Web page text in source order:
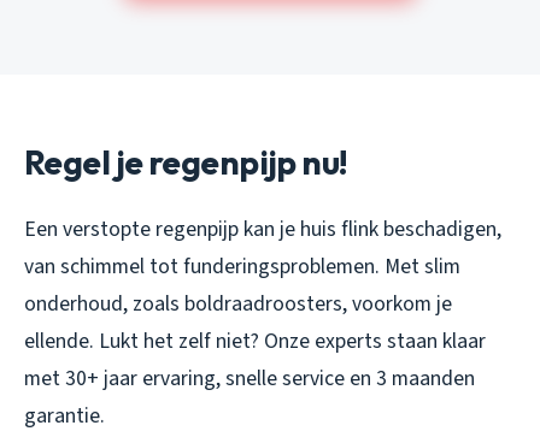
Regel je regenpijp nu!
Een verstopte regenpijp kan je huis flink beschadigen,
van schimmel tot funderingsproblemen. Met slim
onderhoud, zoals boldraadroosters, voorkom je
ellende. Lukt het zelf niet? Onze experts staan klaar
met 30+ jaar ervaring, snelle service en 3 maanden
garantie.